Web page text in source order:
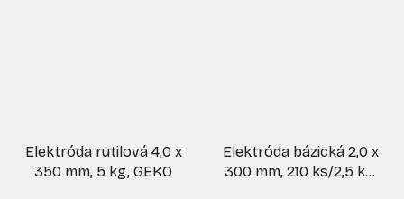
Elektróda rutilová 4,0 x
350 mm, 5 kg, GEKO
Elektróda bázická 2,0 x
300 mm, 210 ks/2,5 kg,